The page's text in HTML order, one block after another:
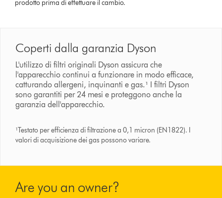
prodotto prima di effettuare il cambio.
Coperti dalla garanzia Dyson
L'utilizzo di filtri originali Dyson assicura che
l'apparecchio continui a funzionare in modo efficace,
catturando allergeni, inquinanti e gas.¹ I filtri Dyson
sono garantiti per 24 mesi e proteggono anche la
garanzia dell'apparecchio.
¹Testato per efficienza di filtrazione a 0,1 micron (EN1822). I
valori di acquisizione dei gas possono variare.
Are you an owner?